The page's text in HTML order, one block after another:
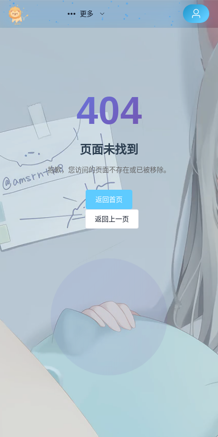
更多
404
页面未找到
抱歉，您访问的页面不存在或已被移除。
返回首页
返回上一页